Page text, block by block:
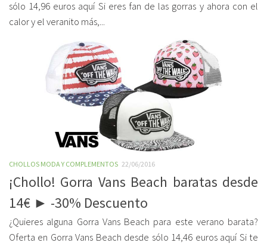
sólo 14,96 euros aquí Si eres fan de las gorras y ahora con el
calor y el veranito más,...
CHOLLOS MODA Y COMPLEMENTOS 22/06/2016
¡Chollo! Gorra Vans Beach baratas desde
14€ ► -30% Descuento
¿Quieres alguna Gorra Vans Beach para este verano barata?
Oferta en Gorra Vans Beach desde sólo 14,46 euros aquí Si te